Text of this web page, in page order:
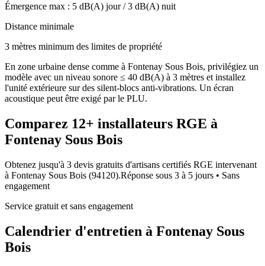
Émergence max : 5 dB(A) jour /3 dB(A) nuit
Distance minimale
3 mètres minimum des limites de propriété
En zone urbaine dense comme à Fontenay Sous Bois, privilégiez un
modèle avec un niveau sonore ≤ 40 dB(A) à 3 mètres et installez
l'unité extérieure sur des silent-blocs anti-vibrations. Un écran
acoustique peut être exigé par le PLU.
Comparez 12+ installateurs RGE à
Fontenay Sous Bois
Obtenez jusqu'à 3 devis gratuits d'artisans certifiés RGE intervenant
à Fontenay Sous Bois (94120).Réponse sous 3 à 5 jours • Sans
engagement
Service gratuit et sans engagement
Calendrier d'entretien à Fontenay Sous
Bois